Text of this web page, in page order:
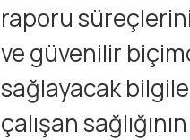
raporu
ve güvenilir
sağlayacak
çalışan